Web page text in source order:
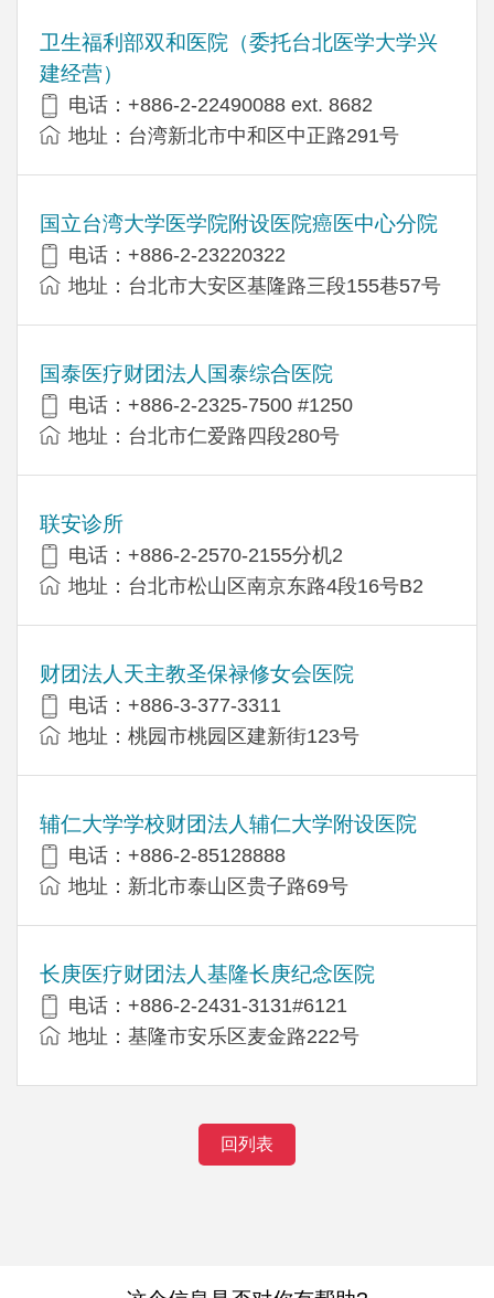
卫生福利部双和医院（委托台北医学大学兴
建经营）
电话：+​886-2-22490088 ext. 8682
地址：台湾新北市中和区中正路291号
国立台湾大学医学院附设医院癌医中心分院
电话：+886-2-23220322
地址：台北市大安区基隆路三段155巷57号
国泰医疗财团法人国泰综合医院
电话：+886-2-2325-7500 #1250
地址：台北市仁爱路四段280号
联安诊所
电话：+886-2-2570-2155分机2
地址：台北市松山区南京东路4段16号B​​2
财团法人天主教圣保禄修女会医院
电话：+886-3-377-3311
地址：桃园市桃园区建新街123号
辅仁大学学校财团法人辅仁大学附设医院
电话：+886-2-85128888
地址：新北市泰山区贵子路69号
长庚医疗财团法人基隆长庚纪念医院
电话：+886-2-2431-3131#6121
地址：基隆市安乐区麦金路222号
回列表